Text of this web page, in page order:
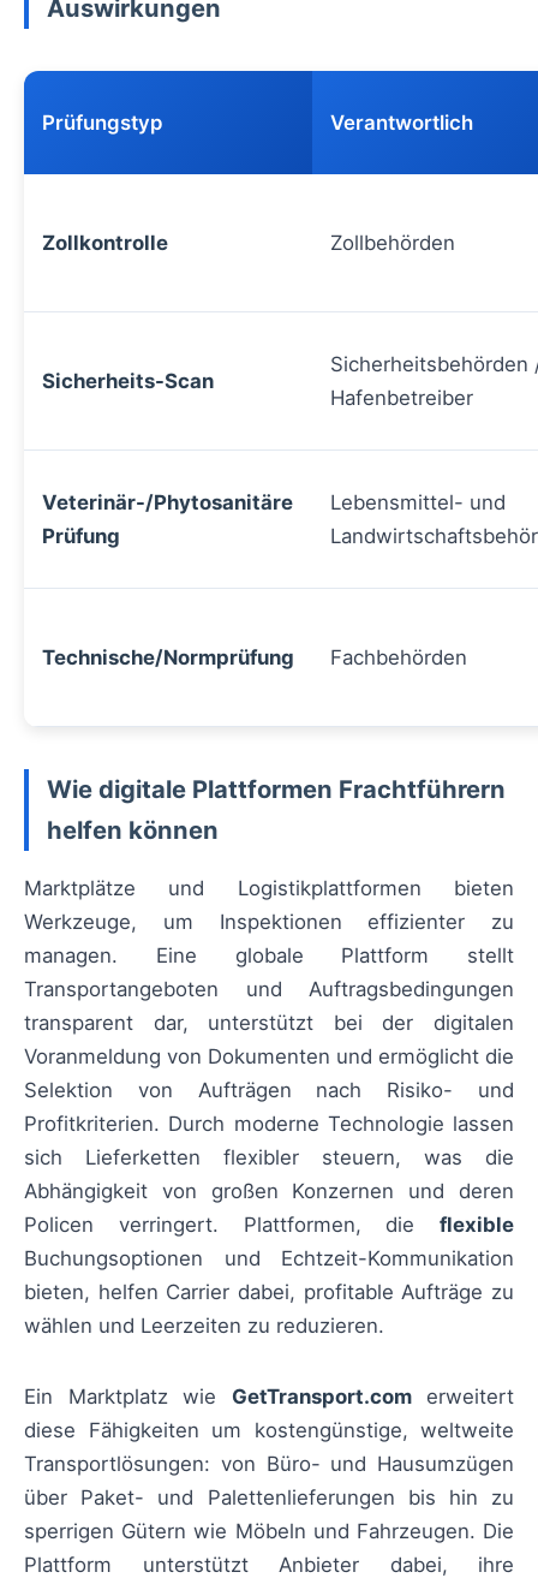
Auswirkungen
Prüfungstyp Verantwortlich
Zollkontrolle Zollbehörden
Sicherheits-Scan
Sicherheitsbehörden
Hafenbetreiber
Veterinär-/Phytosanitäre
Prüfung
Lebensmittel- und
Technische/Normprüfung Fachbehörden
Wie digitale Plattformen Frachtführern
helfen können
Marktplätze und Logistikplattformen bieten
Werkzeuge, um Inspektionen effizienter zu
managen. Eine globale Plattform stellt
Transportangeboten und Auftragsbedingungen
transparent dar, unterstützt bei der digitalen
Voranmeldung von Dokumenten und ermöglicht die
Selektion von Aufträgen nach Risiko- und
Profitkriterien. Durch moderne Technologie lassen
sich Lieferketten flexibler steuern, was die
Abhängigkeit von großen Konzernen und deren
Policen verringert. Plattformen, die flexible
Buchungsoptionen und Echtzeit-Kommunikation
bieten, helfen Carrier dabei, profitable Aufträge zu
wählen und Leerzeiten zu reduzieren.
Ein Marktplatz wie GetTransport.comerweitert
diese Fähigkeiten um kostengünstige, weltweite
Transportlösungen: von Büro- und Hausumzügen
über Paket- und Palettenlieferungen bis hin zu
sperrigen Gütern wie Möbeln und Fahrzeugen. Die
Plattform unterstützt Anbieter dabei, ihre